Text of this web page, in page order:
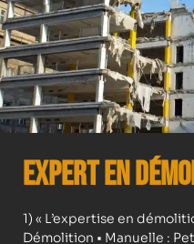
Expert en
1) « L’expertise en
Démolition • Manuelle :